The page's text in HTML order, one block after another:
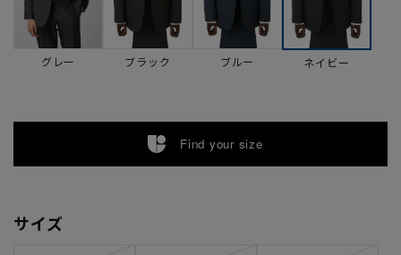
グレー ブラック ブルー ネイビー
Find your size
サイズ